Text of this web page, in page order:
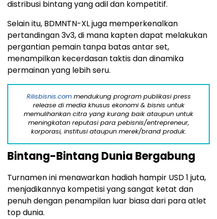
distribusi bintang yang adil dan kompetitif.
Selain itu, BDMNTN-XL juga memperkenalkan
pertandingan 3v3, di mana kapten dapat melakukan
pergantian pemain tanpa batas antar set,
menampilkan kecerdasan taktis dan dinamika
permainan yang lebih seru.
Rilisbisnis.commendukung program publikasi press
release di media khusus ekonomi & bisnis untuk
memulihankan citra yang kurang baik ataupun untuk
meningkatan reputasi para pebisnis/entrepreneur,
korporasi, institusi ataupun merek/brand produk.
Bintang-Bintang Dunia Bergabung
Turnamen ini menawarkan hadiah hampir USD 1 juta,
menjadikannya kompetisi yang sangat ketat dan
penuh dengan penampilan luar biasa dari para atlet
top dunia.